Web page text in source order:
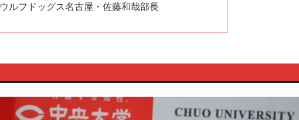
ウルフドッグス名古屋・佐藤和哉部長